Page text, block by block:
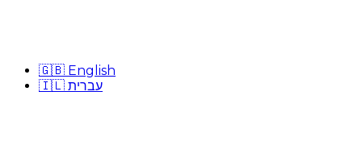
🇬🇧 English
🇮🇱 עברית